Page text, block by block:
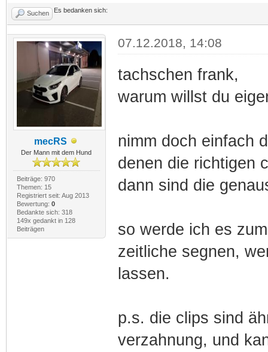
Suchen Es bedanken sich:
mecRS
Der Mann mit dem Hund
Beiträge: 970
Themen: 15
Registriert seit: Aug 2013
Bewertung: 0
Bedankte sich: 318
149x gedankt in 128
Beiträgen
07.12.2018, 14:08
tachschen frank,
warum willst du
nimm doch einfach
denen die richtigen
dann sind die
so werde ich es
zeitliche segnen,
lassen.
p.s. die clips sind
verzahnung, und